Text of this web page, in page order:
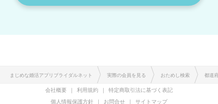
まじめな婚活アプリブライダルネット 実際の会員を見る おためし検索 都道
会社概要 利用規約
特定商取引法に基づく表記
個人情報保護方針
お問合せ サイトマップ